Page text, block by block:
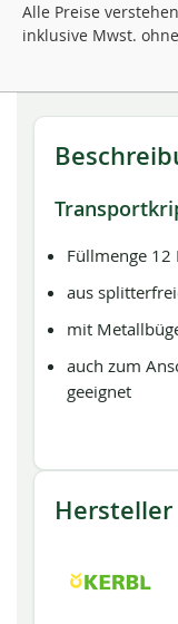
Alle Preise
inklusive Mwst.
Füllmenge 12
aus
mit
auch zum
geeignet